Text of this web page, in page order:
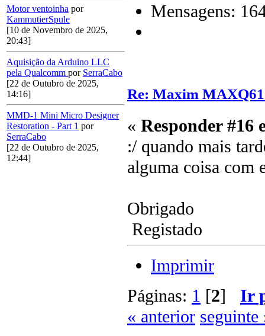
Motor ventoinha por
KammutierSpule
[10 de Novembro de 2025,
20:43]
Aquisição da Arduino LLC
pela Qualcomm por SerraCabo
[22 de Outubro de 2025,
14:16]
MMD-1 Mini Micro Designer
Restoration - Part 1 por
SerraCabo
[22 de Outubro de 2025,
12:44]
Mensagens:
Re: Maxim
« Responder #16
:/ quando mais
alguma coisa com
Obrigado
Registado
Imprimir
Páginas: 1 [2] Ir
« anterior seguinte